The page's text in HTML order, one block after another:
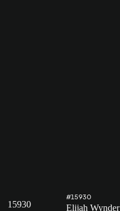
15930
#15930
Elijah Wynder